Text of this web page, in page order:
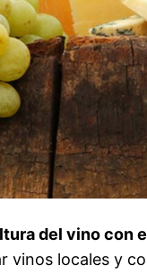
del vino con
locales y